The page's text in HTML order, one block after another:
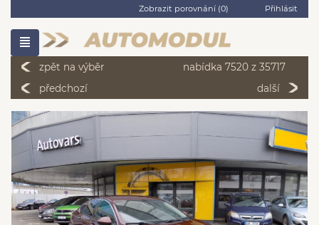
Zobrazit porovnání (0) Přihlásit
zpět na výběr
nabídka 7520 z 35717
předchozí
další